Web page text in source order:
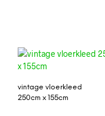
vintage vloerkleed
250cm x 155cm